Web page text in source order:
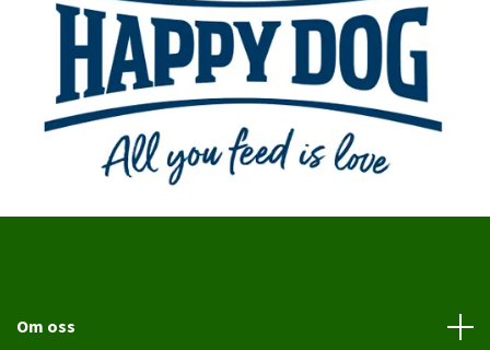
Om oss